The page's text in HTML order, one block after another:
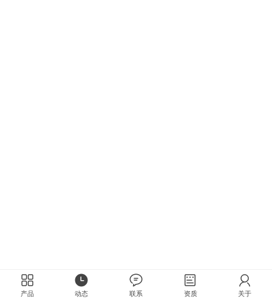
产品 动态 联系 资质 关于